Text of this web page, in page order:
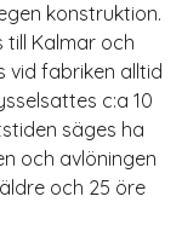
konstruktion.
Kalmar och
vid fabriken alltid
c:a 10
säges ha
och avlöningen
och 25 öre